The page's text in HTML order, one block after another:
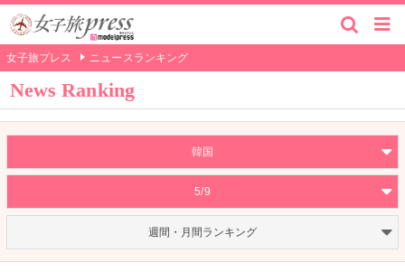
女子旅プレス ニュースランキング
News Ranking
韓国
5/9
週間・月間ランキング